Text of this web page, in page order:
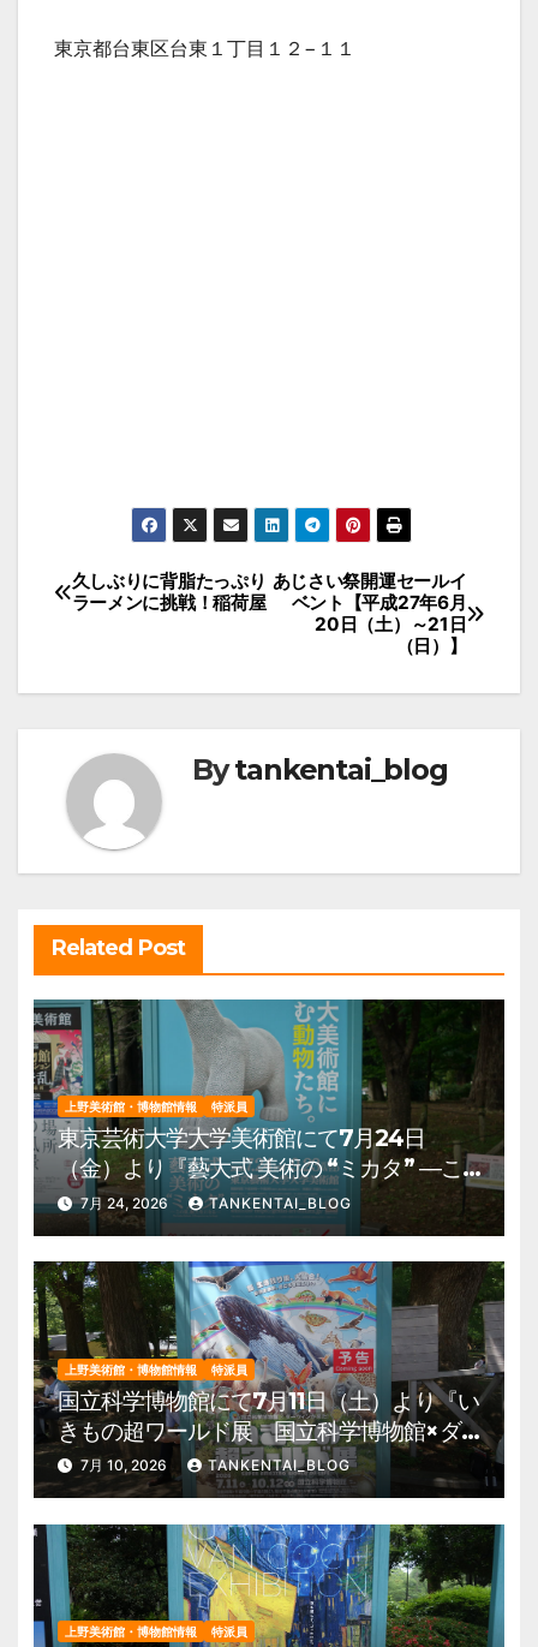
東京都台東区台東１丁目１２−１１
投
稿
ビ
ー
シ
ョ
ン
あじさい祭開運セールイ
ベント【平成27年6月
20日（土）～21日
（日）】
久しぶりに背脂たっぷり
ラーメンに挑戦！稲荷屋
Bytankentai_blog
Related Post
上野美術館・博物館情報 特派員
東京芸術大学大学美術館にて7月24日
（金）より『藝大式 美術の “ミカタ” ―こ
の夏、藝大生になる―』を開催。 上野公
園 美術館・博物館 混雑情報他
7月 24, 2026 TANKENTAI_BLOG
上野美術館・博物館情報 特派員
国立科学博物館にて7月11日（土）より『い
きもの超ワールド展 国立科学博物館×ダ
ーウィンが来た！』を開催。 上野公園
美術館・博物館 混雑情報他
7月 10, 2026 TANKENTAI_BLOG
上野美術館・博物館情報 特派員